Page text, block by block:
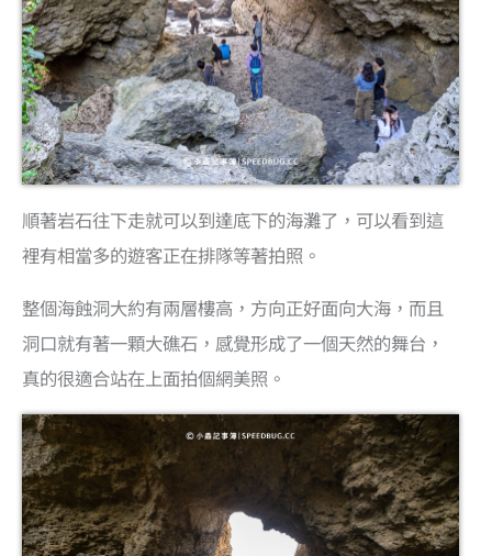
順著岩石往下走就可以到達底下的海灘了，可以看到這
裡有相當多的遊客正在排隊等著拍照。
整個海蝕洞大約有兩層樓高，方向正好面向大海，而且
洞口就有著一顆大礁石，感覺形成了一個天然的舞台，
真的很適合站在上面拍個網美照。